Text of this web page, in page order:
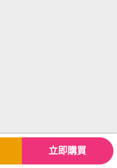
立即購買